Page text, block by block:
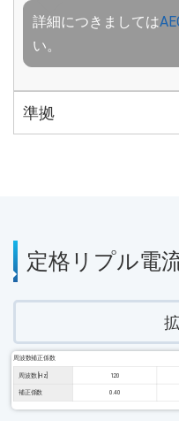
詳細につきましては
い。
準拠
定格リプル電
周波数補正係数
周波数 [Hz] 120
補正係数 0.40